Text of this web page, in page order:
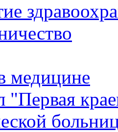
медицине